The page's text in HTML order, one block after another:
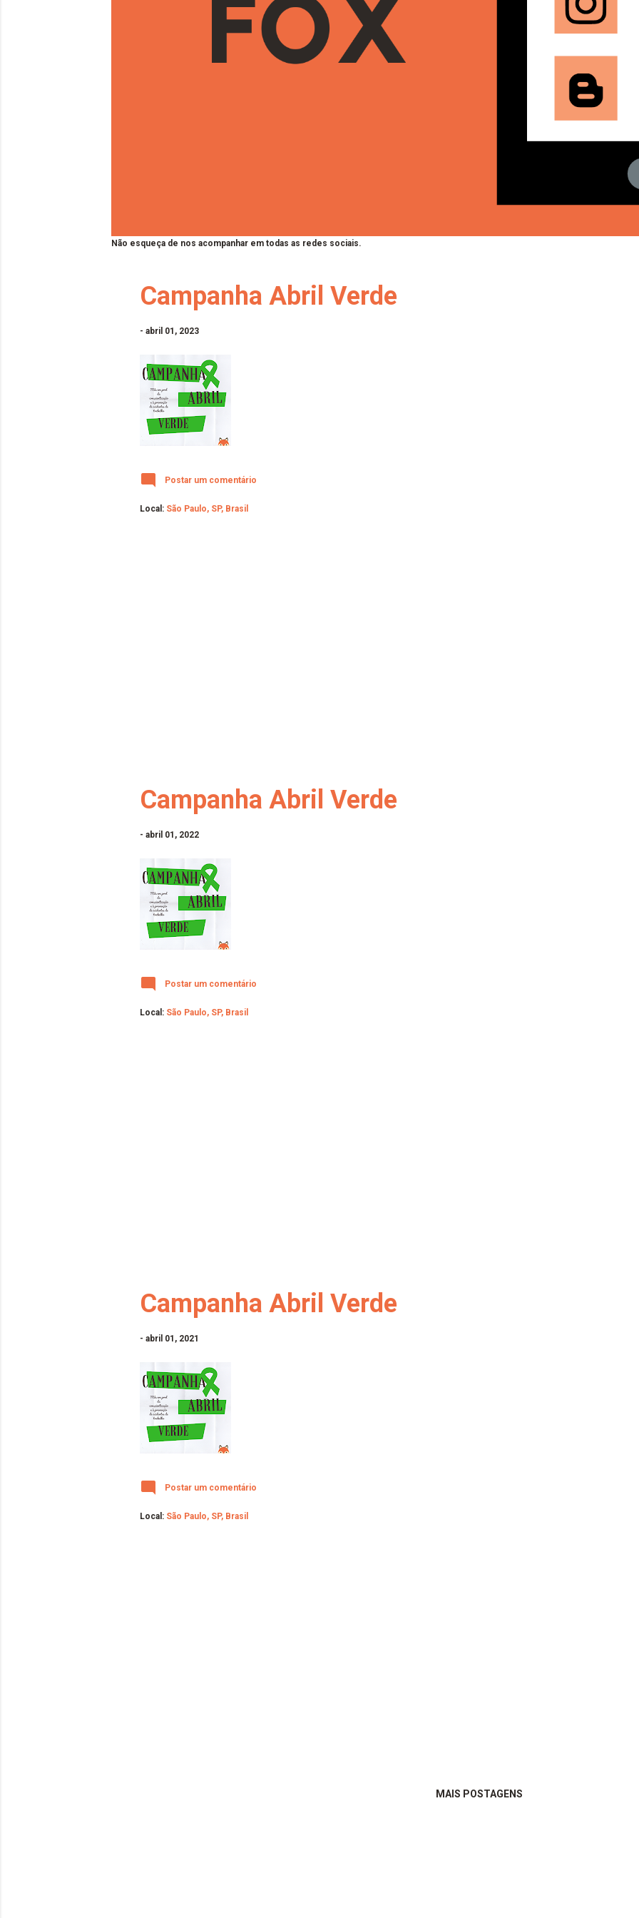
Não esqueça de nos acompanhar em todas as redes sociais.
Campanha Abril Verde
- abril 01, 2023
Postar um comentário
Local: São Paulo, SP, Brasil
Campanha Abril Verde
- abril 01, 2022
Postar um comentário
Local: São Paulo, SP, Brasil
Campanha Abril Verde
- abril 01, 2021
Postar um comentário
Local: São Paulo, SP, Brasil
MAIS POSTAGENS